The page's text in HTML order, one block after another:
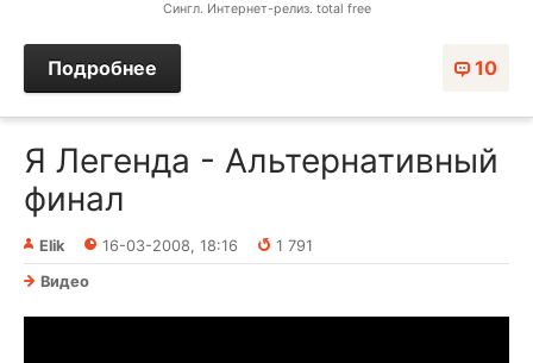
Сингл. Интернет-релиз. total free
10
Подробнее
Я Легенда - Альтернативный
финал
Elik 16-03-2008, 18:16
1 791
Видео